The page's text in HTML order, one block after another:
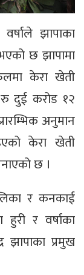
झापाका
छ झापामा
केरा खेती
रु दुई करोड १२
अनुमान
केरा खेती
छ ।
र कनकाई
र वर्षाका
झापाका प्रमुख